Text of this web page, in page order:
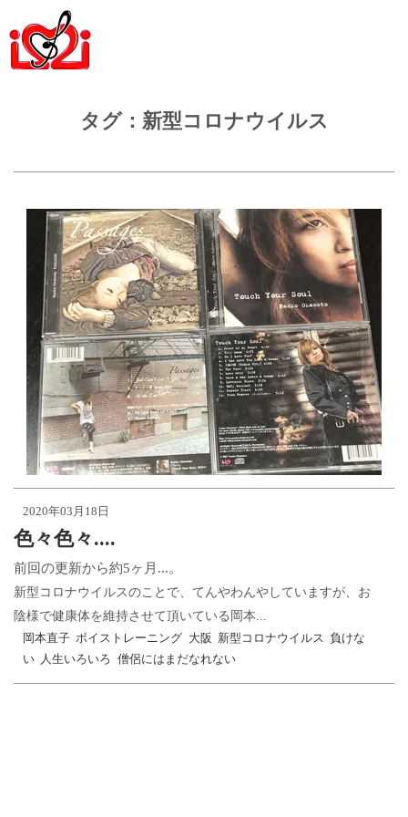
タグ：新型コロナウイルス
2020年03月18日
色々色々....
前回の更新から約5ヶ月...。
新型コロナウイルスのことで、てんやわんやしていますが、お
陰様で健康体を維持させて頂いている岡本...
岡本直子 ボイストレーニング 大阪 新型コロナウイルス 負けな
い
人生いろいろ 僧侶にはまだなれない